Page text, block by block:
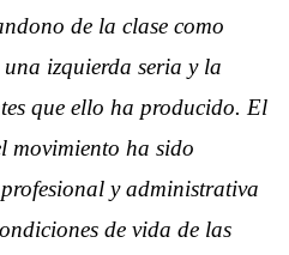
de la clase como
izquierda seria y la
que ello ha producido. El
movimiento ha sido
y administrativa
de vida de las